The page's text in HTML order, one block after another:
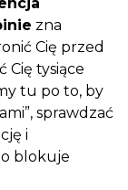
zna
Cię przed
Cię tysiące
tu po to, by
sprawdzać
i
blokuje